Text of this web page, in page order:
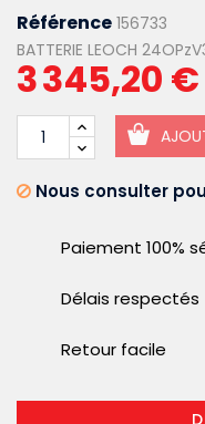
Référence 156733
BATTERIE LEOCH
3 345,20 €
Nous consulter
Paiement 100%
Délais respectés
Retour facile